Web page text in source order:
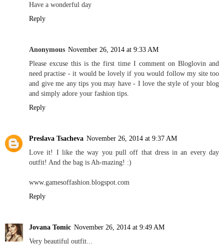
Have a wonderful day
Reply
Anonymous November 26, 2014 at 9:33 AM
Please excuse this is the first time I comment on Bloglovin and
need practise - it would be lovely if you would follow my site too
and give me any tips you may have - I love the style of your blog
and simply adore your fashion tips.
Reply
Preslava Tsacheva November 26, 2014 at 9:37 AM
Love it! I like the way you pull off that dress in an every day
outfit! And the bag is Ah-mazing! :)
www.gamesoffashion.blogspot.com
Reply
Jovana Tomic November 26, 2014 at 9:49 AM
Very beautiful outfit...